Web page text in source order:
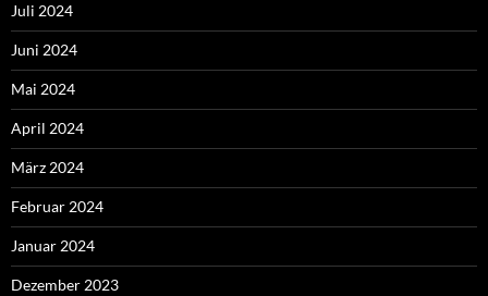
Juli 2024
Juni 2024
Mai 2024
April 2024
März 2024
Februar 2024
Januar 2024
Dezember 2023